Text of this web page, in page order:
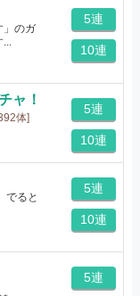
」のガ
5連
10連
ャ！
体]
5連
10連
でると
5連
10連
5連